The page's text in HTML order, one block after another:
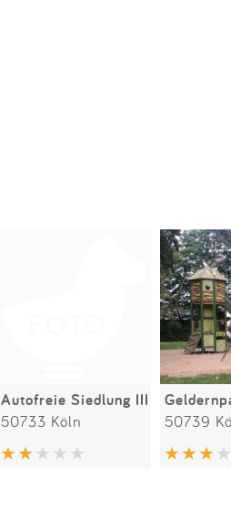
Autofreie Siedlung III
50733 Köln 50739